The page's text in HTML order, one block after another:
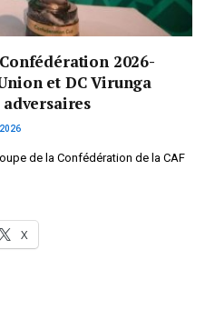
2026-
et DC Virunga
de la Confédération de la CAF
X